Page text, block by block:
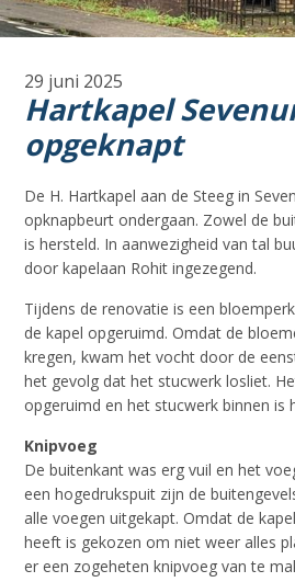
29 juni 2025
Hartkapel
opgeknapt
De H. Hartkapel aan de Steeg in
opknapbeurt ondergaan. Zowel de
is hersteld. In aanwezigheid van tal
door kapelaan Rohit ingezegend.
Tijdens de renovatie is een
de kapel opgeruimd. Omdat de
kregen, kwam het vocht door de
het gevolg dat het stucwerk losliet.
opgeruimd en het stucwerk binnen is
Knipvoeg
De buitenkant was erg vuil en het
een hogedrukspuit zijn de
alle voegen uitgekapt. Omdat de
heeft is gekozen om niet weer alles
er een zogeheten knipvoeg van te